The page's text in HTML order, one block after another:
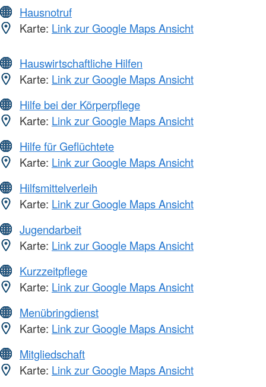
Hausnotruf
Karte: Link zur Google Maps Ansicht
Hauswirtschaftliche Hilfen
Karte: Link zur Google Maps Ansicht
Hilfe bei der Körperpflege
Karte: Link zur Google Maps Ansicht
Hilfe für Geflüchtete
Karte: Link zur Google Maps Ansicht
Hilfsmittelverleih
Karte: Link zur Google Maps Ansicht
Jugendarbeit
Karte: Link zur Google Maps Ansicht
Kurzzeitpflege
Karte: Link zur Google Maps Ansicht
Menübringdienst
Karte: Link zur Google Maps Ansicht
Mitgliedschaft
Karte: Link zur Google Maps Ansicht